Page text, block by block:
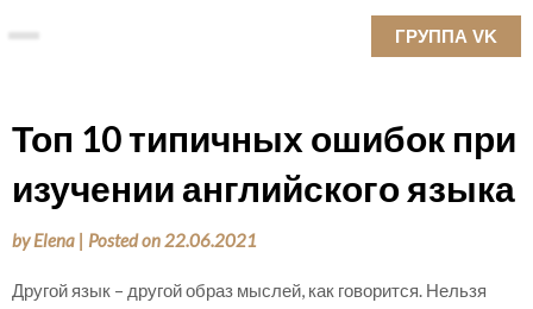
to
ГРУППА VK
Топ 10 типичных ошибок при
изучении английского языка
byElena | Posted on22.06.2021
Другой язык – другой образ мыслей, как говорится. Нельзя